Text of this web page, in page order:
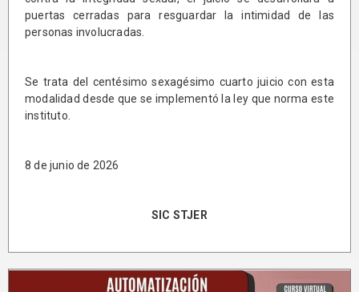
puertas cerradas para resguardar la intimidad de las
personas involucradas.
Se trata del centésimo sexagésimo cuarto juicio con esta
modalidad desde que se implementó la ley que norma este
instituto.
8 de junio de 2026
SIC STJER